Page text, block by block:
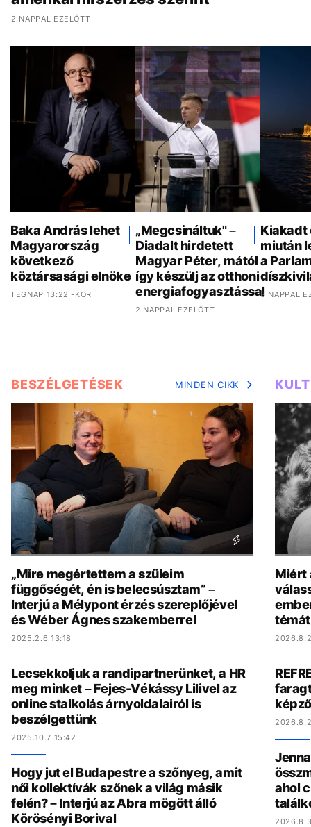
2 NAPPAL EZELŐTT
Baka András lehet
Magyarország
következő
köztársasági elnöke
TEGNAP 13:22 -KOR
„Megcsináltuk" –
Diadalt hirdetett
Magyar Péter, mától
így készülj az otthoni
energiafogyasztással
2 NAPPAL EZELŐTT
Kiakadt
miután
a
3 NAPPAL
BESZÉLGETÉSEK MINDEN CIKK
„Mire megértettem a szüleim
függőségét, én is belecsúsztam” –
Interjú a Mélypont érzés szereplőjével
és Wéber Ágnes szakemberrel
2025.2.6 13:18
Lecsekkoljuk a randipartnerünket, a HR
meg minket – Fejes-Vékássy Lilivel az
online stalkolás árnyoldalairól is
beszélgettünk
2025.10.7 15:42
Hogy jut el Budapestre a szőnyeg, amit
női kollektívák szőnek a világ másik
felén? – Interjú az Abra mögött álló
Körösényi Borival
Miért
témát
ahol